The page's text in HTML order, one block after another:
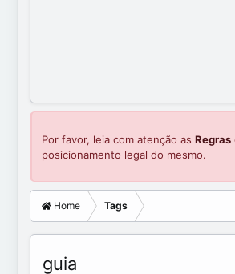
Por favor, leia com atenção as Regras
posicionamento legal do mesmo.
Home Tags
guia